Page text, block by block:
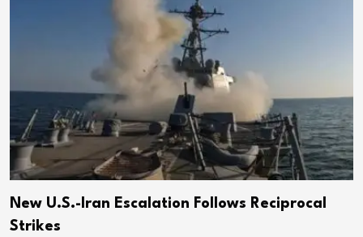
New U.S.-Iran Escalation Follows Reciprocal
Strikes